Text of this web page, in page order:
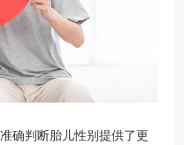
判断胎儿性别提供了更